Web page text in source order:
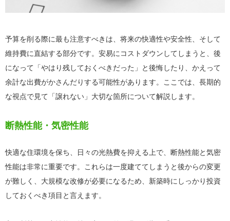
予算を削る際に最も注意すべきは、将来の快適性や安全性、そして
維持費に直結する部分です。安易にコストダウンしてしまうと、後
になって「やはり残しておくべきだった」と後悔したり、かえって
余計な出費がかさんだりする可能性があります。ここでは、長期的
な視点で見て「譲れない」大切な箇所について解説します。
断熱性能・気密性能
快適な住環境を保ち、日々の光熱費を抑える上で、断熱性能と気密
性能は非常に重要です。これらは一度建ててしまうと後からの変更
が難しく、大規模な改修が必要になるため、新築時にしっかり投資
しておくべき項目と言えます。